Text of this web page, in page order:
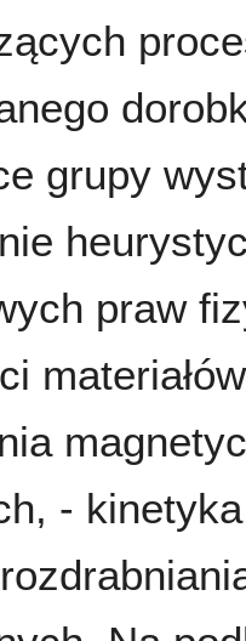
grupy
praw
-